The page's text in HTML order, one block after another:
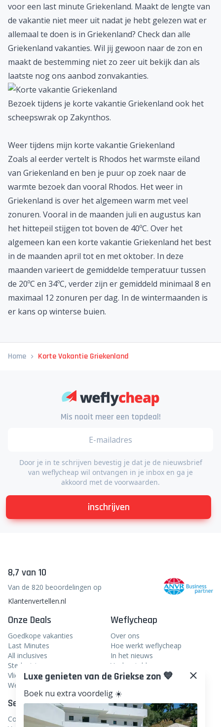
voor een last minute Griekenland. Maakt de lengte van
de vakantie niet meer uit nadat je hebt gelezen wat er
allemaal te doen is in Griekenland? Check dan alle
Griekenland vakanties. Wil jij gewoon naar de zon en
maakt de bestemming niet zo zeer uit bekijk dan als
laatste nog ons aanbod zonvakanties.
Bezoek tijdens je korte vakantie Griekenland ook het
scheepswrak op Zakynthos.
Weer tijdens mijn korte vakantie Griekenland
Zoals al eerder vertelt is Rhodos het warmste eiland
van Griekenland en ben je puur op zoek naar de
warmte bezoek dan vooral Rhodos. Het weer in
Griekenland is over het algemeen warm met veel
zonuren. Vooral in de maanden juli en augustus kan
het hittepeil stijgen tot boven de 40ºC. Over het
algemeen kan een korte vakantie Griekenland het best
in de maanden april tot en met oktober. In deze
maanden varieert de gemiddelde temperatuur tussen
de 20ºC en 34ºC, verder zijn er gemiddeld minimaal 8 en
maximaal 12 zonuren per dag. In de wintermaanden is
er kans op winterse buien.
Home Korte Vakantie Griekenland
Mis nooit meer een topdeal!
Door je in te schrijven bevestig je dat je de nieuwsbrief
van weflycheap wil ontvangen in je inbox en ga je
akkoord met de voorwaarden.
inschrijven
8,7 van 10
Van de 820 beoordelingen op
Klantenvertellen.nl
Onze Deals
Goedkope vakanties
Last Minutes
All inclusives
Stedentrips
Vliegtickets
Weekendje weg
Weflycheap
Over ons
Hoe werkt weflycheap
In het nieuws
Veelgestelde vragen
Blog
Service
Contact
Volg ons
Facebook
Luxe genieten van de Griekse zon 💙
Boek nu extra voordelig ☀️